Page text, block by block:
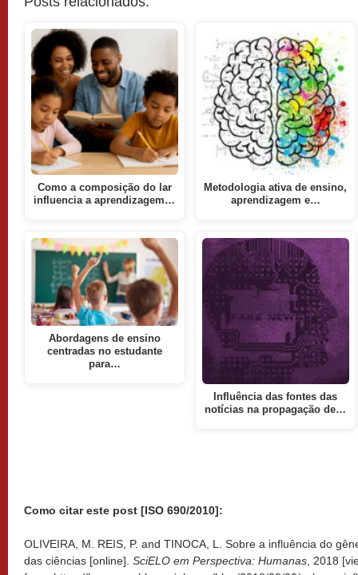
Como a composição do lar
influencia a aprendizagem…
Abordagens de ensino
centradas no estudante
para…
Metodologia ativa de ensino,
aprendizagem e…
Influência das fontes das
notícias na propagação de…
Como citar este post [ISO 690/2010]:
OLIVEIRA, M. REIS, P. and TINOCA, L. Sobre a influência do
das ciências [online]. SciELO em Perspectiva: Humanas , 2018